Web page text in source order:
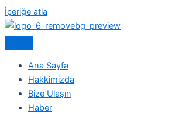
İçeriğe atla
Ana Sayfa
Hakkimizda
Bize Ulaşın
Haber